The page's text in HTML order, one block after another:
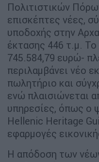
Πολιτιστικών
επισκέπτες νέες,
υποδοχής στην
έκτασης 446 τ.μ.
745.584,79 ευρώ-
περιλαμβάνει νέο
πωλητήριο και
ενώ πλαισιώνεται
υπηρεσίες, όπως ο
Hellenic Heritage
εφαρμογές
Η απόδοση των